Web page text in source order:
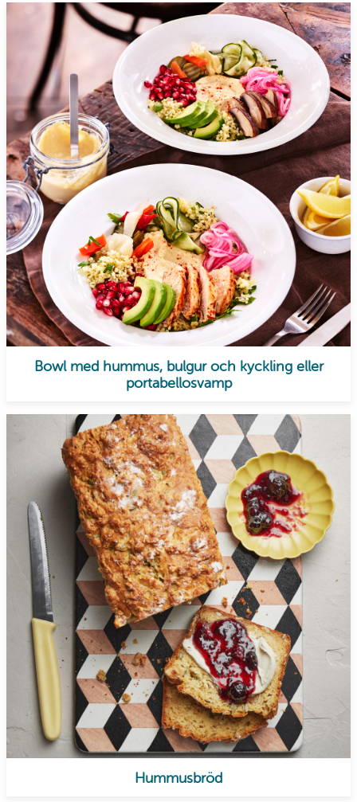
Bowl med hummus, bulgur och kyckling eller
portabellosvamp
Hummusbröd